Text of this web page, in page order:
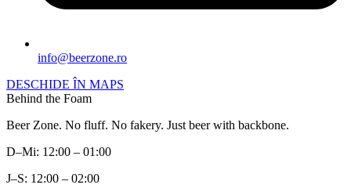
info@beerzone.ro
DESCHIDE ÎN MAPS
Behind the Foam
Beer Zone. No fluff. No fakery. Just beer with backbone.
D–Mi: 12:00 – 01:00
J–S: 12:00 – 02:00